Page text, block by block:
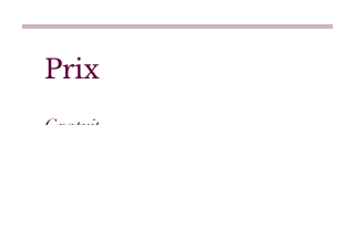
Prix
Gratuit